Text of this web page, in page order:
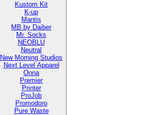
Kustom Kit
K-up
Mantis
MB by Daiber
Mr. Socks
NEOBLU
Neutral
New Morning Studios
Next Level Apparel
Onna
Premier
Printer
ProJob
Promodoro
Pure Waste